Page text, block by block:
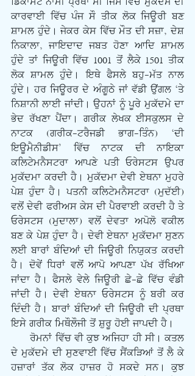
ਕਾਰਵਾਈ ਵਿੱਚ ਪੰਜ ਸੌ ਤੀਕ ਲੋਕ ਜਿਊਰੀ ਬਣ
ਸ਼ਾਮਲ ਹੁੰਦੇ। ਜੇਕਰ ਕੇਸ ਵਿੱਚ ਮੌਤ ਦੀ ਸਜ਼ਾ, ਦੇਸ਼
ਨਿਕਾਲਾ, ਜਾਇਦਾਦ ਜਬਤ ਹੋਣਾ ਆਦਿ ਸ਼ਾਮਲ
ਹੁੰਦੇ ਤਾਂ ਜਿਊਰੀ ਵਿੱਚ 1001 ਤੋਂ ਲੈਕੇ 1501 ਤੀਕ
ਲੋਕ ਸ਼ਾਮਲ ਹੁੰਦੇ। ਇਥੇ ਫੈਸਲੇ ਬਹੁ-ਮੱਤ ਨਾਲ
ਹੁੰਦੇ। ਹਰ ਜਿਊਰਰ ਦੇ ਅੰਗੂਠੇ ਜਾਂ ਵੱਡੀ ਉਂਗਲ ‘ਤੇ
ਨਿਸ਼ਾਨੀ ਲਾਈ ਜਾਂਦੀ। ਉਹਨਾਂ ਨੂੰ ਪੂਰੇ ਮੁਕੱਦਮੇ ਦਾ
ਭੇਦ ਰੱਖਣਾ ਪੈਂਦਾ। ਗਰੀਕ ਲੇਖਕ ਈਸਕੁਲਸ ਦੇ
ਨਾਟਕ (ਗਰੀਕ-ਟਰੈਜਡੀ ਭਾਗ-ਤਿੰਨ) ‘ਦੀ
ਇਊਮੈਨੀਡੀਸ’ ਵਿੱਚ ਨਾਟਕ ਦੀ ਨਾਇਕਾ
ਕਲਿਟੇਮਨੈਸਟਰਾ ਆਪਣੇ ਪਤੀ ਓਰੇਸਟਸ ਉਪਰ
ਮੁਕੱਦਮਾ ਕਰਦੀ ਹੈ। ਮੁਕੱਦਮਾ ਦੇਵੀ ਏਥਨਾ ਮੁਹਰੇ
ਪੇਸ਼ ਹੁੰਦਾ ਹੈ। ਪਤਨੀ ਕਲਿਟੇਮਨੈਸਟਰਾ (ਮੁਦੱਈ)
ਵਲੋਂ ਦੇਵੀ ਫਰੀਅਸ ਕੇਸ ਦੀ ਪੈਰਵਾਈ ਕਰਦੀ ਹੈ ਤੇ
ਓਰੇਸਟਸ (ਮੁਦਾਲਾ) ਵਲੋਂ ਦੇਵਤਾ ਅਪੋਲੋ ਵਕੀਲ
ਬਣ ਕੇ ਪੇਸ਼ ਹੁੰਦਾ ਹੈ। ਦੇਵੀ ਏਥਨਾ ਮੁਕੱਦਮਾ ਸੁਣਨ
ਲਈ ਬਾਰਾਂ ਬੰਦਿਆਂ ਦੀ ਜਿਊਰੀ ਨਿਯੁਕਤ ਕਰਦੀ
ਹੈ। ਦੋਵੇਂ ਧਿਰਾਂ ਵਲੋਂ ਆਪੋ ਆਪਣਾ ਪੱਖ ਰੱਖਿਆ
ਜਾਂਦਾ ਹੈ। ਫੈਸਲੇ ਵੇਲੇ ਜਿਊਰੀ ਛੇ-ਛੇ ਵਿੱਚ ਵੰਡੀ
ਜਾਂਦੀ ਹੈ। ਦੇਵੀ ਏਥਨਾ ਓਰੇਸਟਸ ਨੂੰ ਬਰੀ ਕਰ
ਦਿੰਦੀ ਹੈ। ਬਾਰਾਂ ਬੰਦਿਆਂ ਦੀ ਜਿਊਰੀ ਦੀ ਪ੍ਰਥਾ
ਇਸੇ ਗਰੀਕ ਮਿਥੌਲੌਜੀ ਤੋਂ ਸ਼ੁਰੂ ਹੋਈ ਜਾਪਦੀ ਹੈ।
      ਰੋਮਨਾਂ ਵਿੱਚ ਵੀ ਕੁਝ ਅਜਿਹਾ ਹੀ ਸੀ। ਕਤਲ
ਦੇ ਮੁਕੱਦਮੇ ਦੀ ਸੁਣਵਾਈ ਵਿੱਚ ਸੈਂਕੜਿਆਂ ਤੋਂ ਲੈ ਕੇ
ਹਜ਼ਾਰਾਂ ਤੱਕ ਲੋਕ ਹਾਜ਼ਰ ਹੋ ਸਕਦੇ ਸਨ। ਕੁਝ